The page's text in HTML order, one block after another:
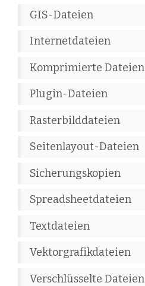
GIS-Dateien
Internetdateien
Komprimierte Dateien
Plugin-Dateien
Rasterbilddateien
Seitenlayout-Dateien
Sicherungskopien
Spreadsheetdateien
Textdateien
Vektorgrafikdateien
Verschlüsselte Dateien